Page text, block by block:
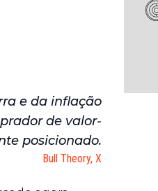
e da inflação
de valor-
posicionado.
Bull Theory, X